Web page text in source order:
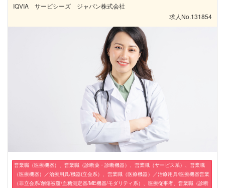
IQVIA サービシーズ ジャパン株式会社
求人No.131854
営業職（医療機器）、営業職（診断薬・診断機器）、営業職（サービス系）、営業職
（医療機器）／治療用具/機器(立会系）、営業職（医療機器）／治療用具/医療機器営業
（非立会系/創傷被覆/血糖測定器/ME機器/モダリティ系）、医療従事者、営業職（診断